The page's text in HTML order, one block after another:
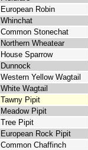
European Robin
Whinchat
Common Stonechat
Northern Wheatear
House Sparrow
Dunnock
Western Yellow Wagtail
White Wagtail
Tawny Pipit
Meadow Pipit
Tree Pipit
European Rock Pipit
Common Chaffinch